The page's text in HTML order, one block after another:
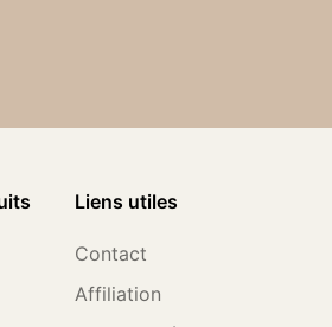
Liens utiles
Contact
Affiliation